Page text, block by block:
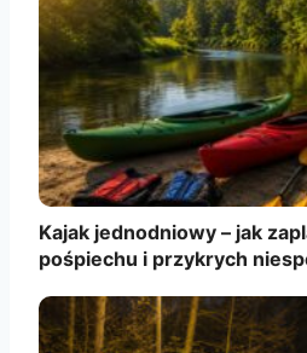
Kajak jednodniowy – jak
pośpiechu i przykrych